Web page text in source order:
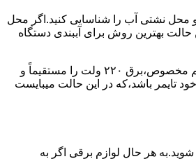
ﻣﺤﻞ نشتی آب را ﺷﻨﺎﺳﺎﯾﯽ کنید.اﮔﺮ ﻣﺤﻞ
بهترین روش برای آببندی دستگاه
مشکل ۷:ﻫﯿﺘﺮ لباسشویی آب را ﮔﺮم نمیکند.نحوه رﻓﻊ:ﻫﻤﺎﻧﻨﺪ ﮔﺬﺷﺘﻪ بهمنظور اﻓﺰاﯾﺶ ﺳﺮﻋﺖ ﻋﻤﻞ در مشکلیابی،بهتر است سیمهای راﺑﻂ ﻫﯿﺘﺮ را ﺟﺪا ﻧﻤﻮده و ﺑﺎ ﯾﮏ ﺳﯿﻢ ﻣﺨﺼﻮص،برق ۲۲۰ ولت را مستقیماً و
ﺗﺎﯾﻤﺮ باشد،ﮐﻪ در این حالت میبایست
هر حال لوازم برقی اگر به